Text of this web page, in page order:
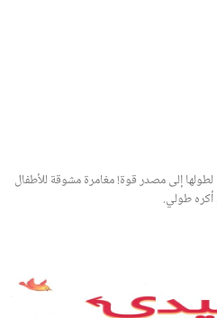
إلى مصدر قوة! مغامرة مشوقة للأطفال
طولي.